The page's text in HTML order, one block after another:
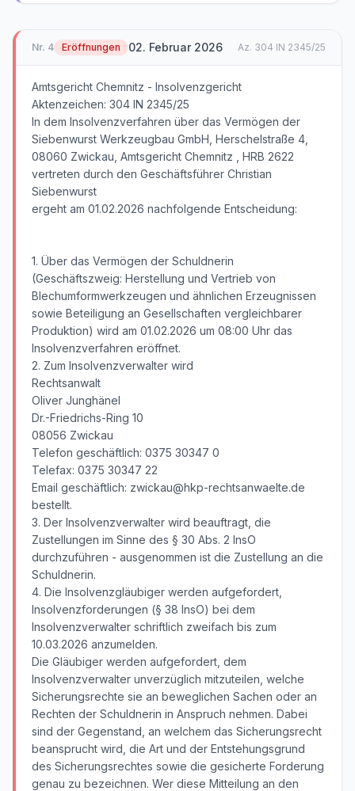
Nr. 4 Eröffnungen 02. Februar 2026 Az. 304 IN 2345/25
Amtsgericht Chemnitz - Insolvenzgericht
Aktenzeichen: 304 IN 2345/25
In dem Insolvenzverfahren über das Vermögen der
Siebenwurst Werkzeugbau GmbH, Herschelstraße 4,
08060 Zwickau, Amtsgericht Chemnitz , HRB 2622
vertreten durch den Geschäftsführer Christian
Siebenwurst
ergeht am 01.02.2026 nachfolgende Entscheidung:
1. Über das Vermögen der Schuldnerin
(Geschäftszweig: Herstellung und Vertrieb von
Blechumformwerkzeugen und ähnlichen Erzeugnissen
sowie Beteiligung an Gesellschaften vergleichbarer
Produktion) wird am 01.02.2026 um 08:00 Uhr das
Insolvenzverfahren eröffnet.
2. Zum Insolvenzverwalter wird
Rechtsanwalt
Oliver Junghänel
Dr.-Friedrichs-Ring 10
08056 Zwickau
Telefon geschäftlich: 0375 30347 0
Telefax: 0375 30347 22
Email geschäftlich: zwickau@hkp-rechtsanwaelte.de
bestellt.
3. Der Insolvenzverwalter wird beauftragt, die
Zustellungen im Sinne des § 30 Abs. 2 InsO
durchzuführen - ausgenommen ist die Zustellung an die
Schuldnerin.
4. Die Insolvenzgläubiger werden aufgefordert,
Insolvenzforderungen (§ 38 InsO) bei dem
Insolvenzverwalter schriftlich zweifach bis zum
10.03.2026 anzumelden.
Die Gläubiger werden aufgefordert, dem
Insolvenzverwalter unverzüglich mitzuteilen, welche
Sicherungsrechte sie an beweglichen Sachen oder an
Rechten der Schuldnerin in Anspruch nehmen. Dabei
sind der Gegenstand, an welchem das Sicherungsrecht
beansprucht wird, die Art und der Entstehungsgrund
des Sicherungsrechtes sowie die gesicherte Forderung
genau zu bezeichnen. Wer diese Mitteilung an den